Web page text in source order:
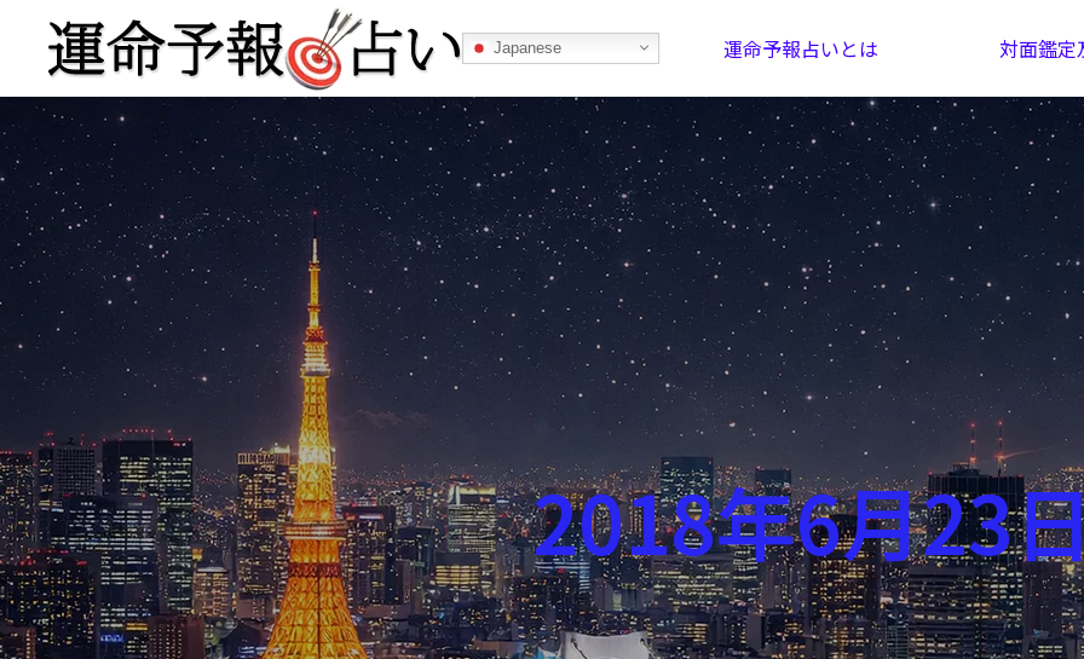
Japanese 運命予報占いとは 対面鑑定
運命予報占い
運命予報占いとは あなたの所属部屋を探そう！ 最恐の相性占い
記事カテゴリー
ブログ お知らせ 芸能界
2018年6月23